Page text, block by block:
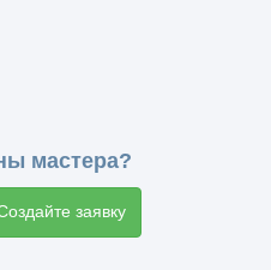
мастера?
заявку